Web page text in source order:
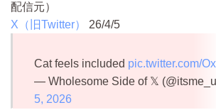
配信元）
X（旧Twitter）
26/4/5
Cat feels included pic.twitter.com/
— Wholesome Side of 𝕏
5, 2026